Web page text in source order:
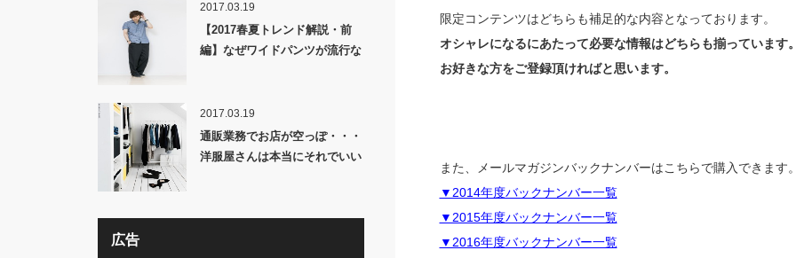
限定コンテンツはどちらも補足的な内容となっております。
オシャレになるにあたって必要な情報はどちらも揃っています
お好きな方をご登録頂ければと思います。
また、メールマガジンバックナンバーはこちらで購入できます
▼2014年度バックナンバー一覧
▼2015年度バックナンバー一覧
▼2016年度バックナンバー一覧
2017.03.19
【2017春夏トレンド解説・前
編】なぜワイドパンツが流行な
2017.03.19
通販業務でお店が空っぽ・・・
洋服屋さんは本当にそれでいい
広告